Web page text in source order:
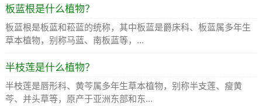
板蓝根是什么植物？
板蓝根是板蓝和菘蓝的统称，其中板蓝是爵床科、板蓝属多年生
草本植物，别称马蓝、南板蓝等，...
半枝莲是什么植物？
半枝莲是唇形科、黄芩属多年生草本植物，别称半支莲、瘦黄
芩、并头草等，原产于亚洲东部和东...